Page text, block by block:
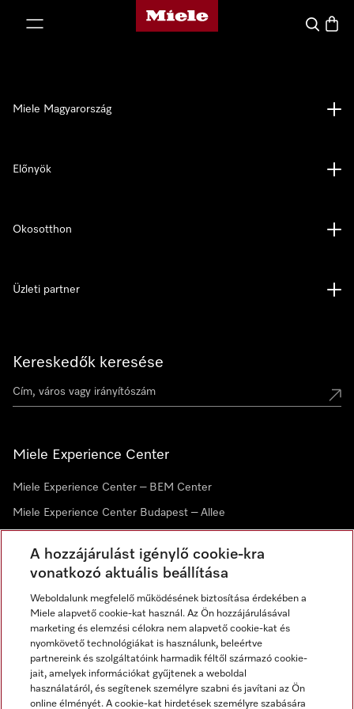
Miele honlapja
Kereses
Kereskedők keresése
Miele Experience Center
Miele Experience Center – BEM Center
Miele Experience Center Budapest – Allee
Hírlevél
Miele Magyarország
Előnyök
Okosotthon
Üzleti partner
A hozzájárulást igénylő cookie-kra
vonatkozó aktuális beállítása
Weboldalunk megfelelő működésének biztosítása érdekében a
Miele alapvető cookie-kat használ. Az Ön hozzájárulásával
marketing és elemzési célokra nem alapvető cookie-kat és
nyomkövető technológiákat is használunk, beleértve
partnereink és szolgáltatóink harmadik féltől származó cookie-
jait, amelyek információkat gyűjtenek a weboldal
használatáról, és segítenek személyre szabni és javítani az Ön
online élményét. A cookie-kat hirdetések személyre szabására